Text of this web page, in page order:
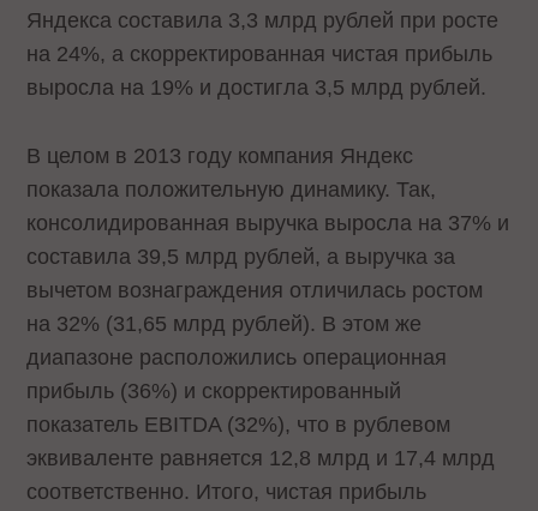
Яндекса составила 3,3 млрд рублей при росте
на 24%, а скорректированная чистая прибыль
выросла на 19% и достигла 3,5 млрд рублей.
В целом в 2013 году компания Яндекс
показала положительную динамику. Так,
консолидированная выручка выросла на 37% и
составила 39,5 млрд рублей, а выручка за
вычетом вознаграждения отличилась ростом
на 32% (31,65 млрд рублей). В этом же
диапазоне расположились операционная
прибыль (36%) и скорректированный
показатель EBITDA (32%), что в рублевом
эквиваленте равняется 12,8 млрд и 17,4 млрд
соответственно. Итого, чистая прибыль